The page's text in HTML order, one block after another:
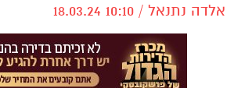
אלדה נתנאל / 10:10 18.03.24